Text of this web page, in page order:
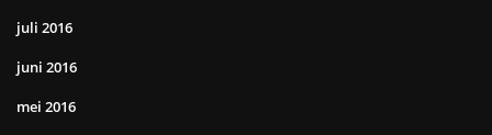
juli 2016
juni 2016
mei 2016